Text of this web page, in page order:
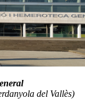
del Vallès)